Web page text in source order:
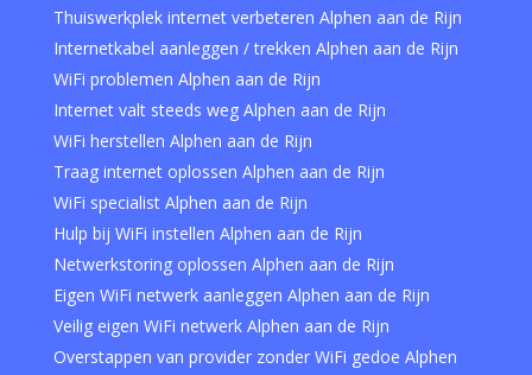
Thuiswerkplek internet verbeteren Alphen aan de Rijn
Internetkabel aanleggen / trekken Alphen aan de Rijn
WiFi problemen Alphen aan de Rijn
Internet valt steeds weg Alphen aan de Rijn
WiFi herstellen Alphen aan de Rijn
Traag internet oplossen Alphen aan de Rijn
WiFi specialist Alphen aan de Rijn
Hulp bij WiFi instellen Alphen aan de Rijn
Netwerkstoring oplossen Alphen aan de Rijn
Eigen WiFi netwerk aanleggen Alphen aan de Rijn
Veilig eigen WiFi netwerk Alphen aan de Rijn
Overstappen van provider zonder WiFi gedoe Alphen